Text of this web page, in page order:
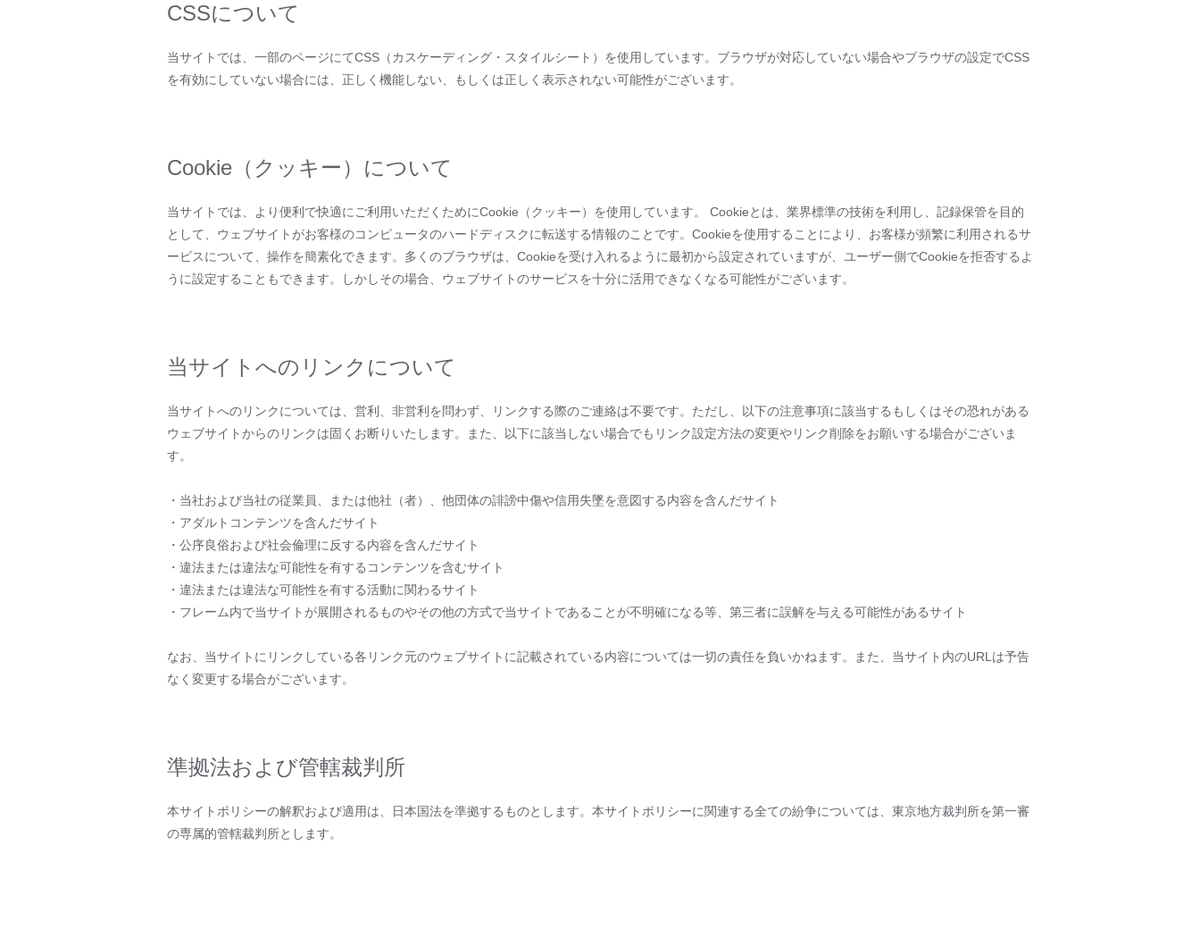
CSSについて
当サイトでは、一部のページにてCSS（カスケーディング・スタイルシート）を使用しています。ブラウザが対応していない場合やブラウザの設定でCSS
を有効にしていない場合には、正しく機能しない、もしくは正しく表示されない可能性がございます。
Cookie（クッキー）について
当サイトでは、より便利で快適にご利用いただくためにCookie（クッキー）を使用しています。 Cookieとは、業界標準の技術を利用し、記録保管を目的
として、ウェブサイトがお客様のコンピュータのハードディスクに転送する情報のことです。Cookieを使用することにより、お客様が頻繁に利用されるサ
ービスについて、操作を簡素化できます。多くのブラウザは、Cookieを受け入れるように最初から設定されていますが、ユーザー側でCookieを拒否するよ
うに設定することもできます。しかしその場合、ウェブサイトのサービスを十分に活用できなくなる可能性がございます。
当サイトへのリンクについて
当サイトへのリンクについては、営利、非営利を問わず、リンクする際のご連絡は不要です。ただし、以下の注意事項に該当するもしくはその恐れがある
ウェブサイトからのリンクは固くお断りいたします。また、以下に該当しない場合でもリンク設定方法の変更やリンク削除をお願いする場合がございま
す。
・当社および当社の従業員、または他社（者）、他団体の誹謗中傷や信用失墜を意図する内容を含んだサイト
・アダルトコンテンツを含んだサイト
・公序良俗および社会倫理に反する内容を含んだサイト
・違法または違法な可能性を有するコンテンツを含むサイト
・違法または違法な可能性を有する活動に関わるサイト
・フレーム内で当サイトが展開されるものやその他の方式で当サイトであることが不明確になる等、第三者に誤解を与える可能性があるサイト
なお、当サイトにリンクしている各リンク元のウェブサイトに記載されている内容については一切の責任を負いかねます。また、当サイト内のURLは予告
なく変更する場合がございます。
準拠法および管轄裁判所
本サイトポリシーの解釈および適用は、日本国法を準拠するものとします。本サイトポリシーに関連する全ての紛争については、東京地方裁判所を第一審
の専属的管轄裁判所とします。